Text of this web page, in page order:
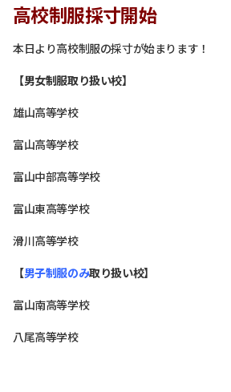
高校制服採寸開始
本日より高校制服の採寸が始まります！
【男女制服取り扱い校】
雄山高等学校
富山高等学校
富山中部高等学校
富山東高等学校
滑川高等学校
【男子制服のみ取り扱い校】
富山南高等学校
八尾高等学校